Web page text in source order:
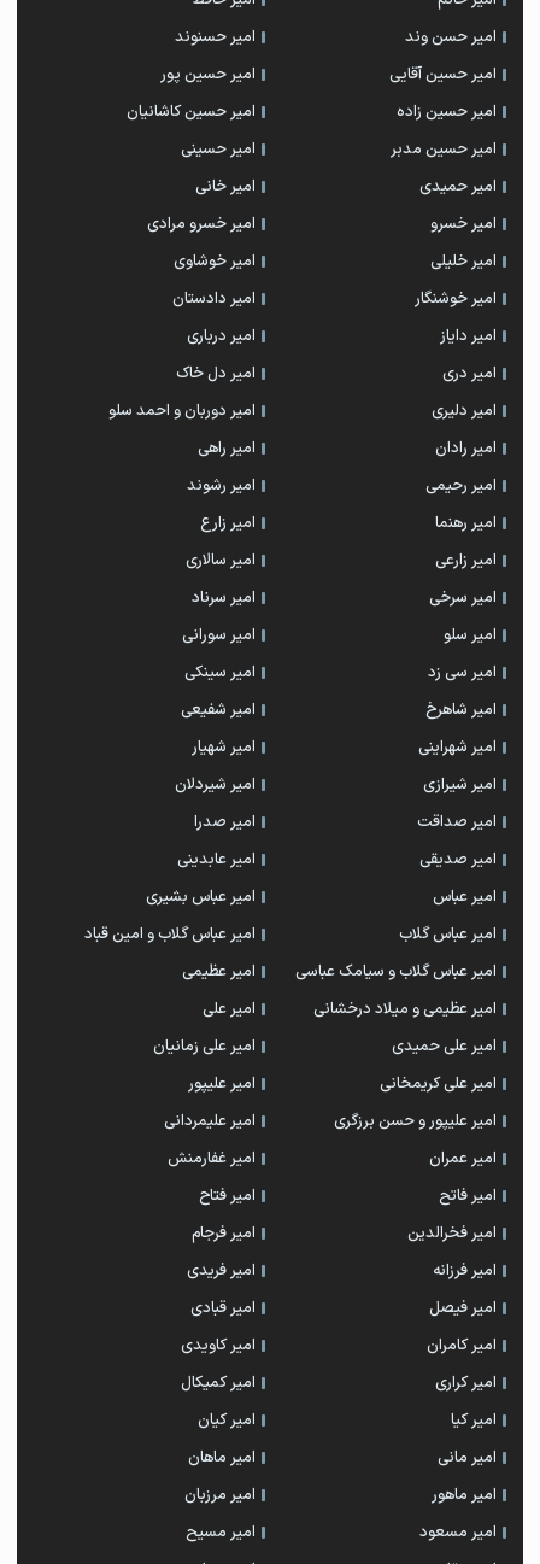
امیر حسن وند
امیر حسنوند
امیر حسین آقایی
امیر حسین پور
امیر حسین زاده
امیر حسین کاشانیان
امیر حسین مدبر
امیر حسینی
امیر حمیدی
امیر خانی
امیر خسرو
امیر خسرو مرادی
امیر خلیلی
امیر خوشاوی
امیر خوشنگار
امیر دادستان
امیر دایاز
امیر درباری
امیر دری
امیر دل خاک
امیر دلیری
امیر دوربان و احمد سلو
امیر رادان
امیر راهی
امیر رحیمی
امیر رشوند
امیر رهنما
امیر زارع
امیر زارعی
امیر سالاری
امیر سرخی
امیر سرناد
امیر سلو
امیر سورانی
امیر سی زد
امیر سینکی
امیر شاهرخ
امیر شفیعی
امیر شهراینی
امیر شهیار
امیر شیرازی
امیر شیردلان
امیر صداقت
امیر صدرا
امیر صدیقی
امیر عابدینی
امیر عباس
امیر عباس بشیری
امیر عباس گلاب
امیر عباس گلاب و امین قباد
امیر عباس گلاب و سیامک عباسی
امیر عظیمی
امیر عظیمی و میلاد درخشانی
امیر علی
امیر علی حمیدی
امیر علی زمانیان
امیر علی کریمخانی
امیر علیپور
امیر علیپور و حسن برزگری
امیر علیمردانی
امیر عمران
امیر غفارمنش
امیر فاتح
امیر فتاح
امیر فخرالدین
امیر فرجام
امیر فرزانه
امیر فریدی
امیر فیصل
امیر قبادی
امیر کامران
امیر کاویدی
امیر کراری
امیر کمیکال
امیر کیا
امیر کیان
امیر مانی
امیر ماهان
امیر ماهور
امیر مرزبان
امیر مسعود
امیر مسیح